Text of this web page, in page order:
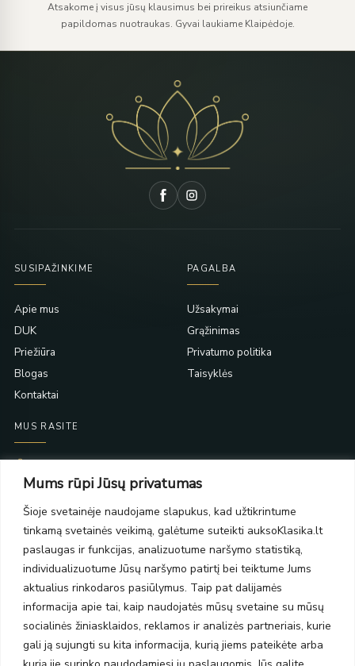
Mums rūpi Jūsų privatumas
Šioje svetainėje naudojame slapukus, kad užtikrintume
tinkamą svetainės veikimą, galėtume suteikti auksoKlasika.lt
paslaugas ir funkcijas, analizuotume naršymo statistiką,
individualizuotume Jūsų naršymo patirtį bei teiktume Jums
aktualius rinkodaros pasiūlymus. Taip pat dalijamės
informacija apie tai, kaip naudojatės mūsų svetaine su mūsų
socialinės žiniasklaidos, reklamos ir analizės partneriais, kurie
gali ją sujungti su kita informacija, kurią jiems pateikėte arba
Atsakome į visus jūsų klausimus bei prireikus atsiunčiame
papildomas nuotraukas. Gyvai laukiame Klaipėdoje.
SUSIPAŽINKIME
Apie mus
DUK
Priežiūra
Blogas
Kontaktai
PAGALBA
Užsakymai
Grąžinimas
Privatumo politika
Taisyklės
MUS RASITE
PC Molas, Klaipėda
PC BIG 2, Klaipėda
Šilutės pl. 35
PC Banginis, Klaipėda
NAUJIENLAIŠKIS
Prenumeruokite ir gaukite pasiūlymus, naujienas bei riboto
leidimo kolekcijas.